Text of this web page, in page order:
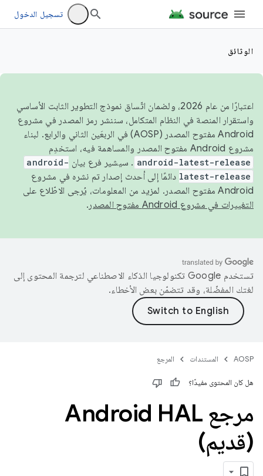
تسجيل الدخول
الوثائق
اعتبارًا من عام 2026، ولضمان اتّساق نموذج التطوير الثابت الأساسي
واستقرار المنصة في النظام المتكامل، سننشر رمز المصدر في مشروع
Android مفتوح المصدر (AOSP) في الربعَين الثاني والرابع. لبناء
مشروع Android مفتوح المصدر والمساهمة فيه، استخدِم
android-latest-release . سيشير فرع بيان android-
latest-release دائمًا إلى أحدث إصدار تم نشره في مشروع
Android مفتوح المصدر. لمزيد من المعلومات، يُرجى الاطّلاع على
التغييرات في مشروع Android مفتوح المصدر
.
تستخدم Google تكنولوجيا الذكاء الاصطناعي لترجمة المحتوى إلى
لغتك المفضّلة، وقد تتضمّن بعض الأخطاء.
AOSP المستندات المرجع
هل كان المحتوى مفيدًا؟
مرجع Android HAL
(قديم)